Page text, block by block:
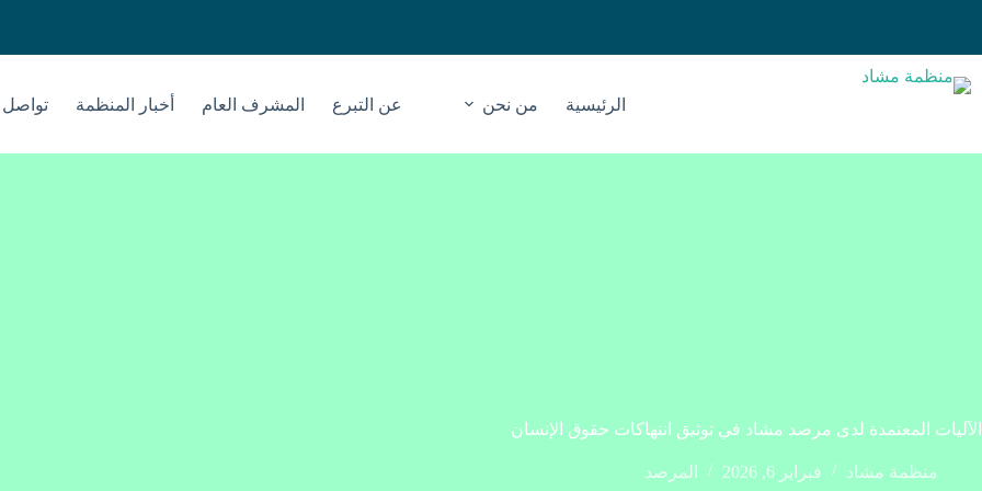
الرئيسية من نحن عن التبرع المشرف العام أخبار المنظمة تواصل
الآليات المعتمدة لدى مرصد مشاد في توثيق انتهاكات حقوق الإنسان
منظمة مشاد فبراير 6, 2026 المرصد